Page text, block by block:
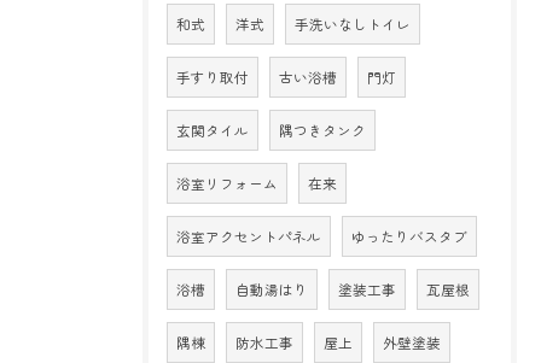
和式 洋式 手洗いなしトイレ
手すり取付 古い浴槽 門灯
玄関タイル 隅つきタンク
浴室リフォーム 在来
浴室アクセントパネル ゆったりバスタブ
浴槽 自動湯はり 塗装工事 瓦屋根
隅棟 防水工事 屋上 外壁塗装